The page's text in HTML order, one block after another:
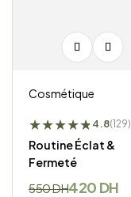
Cosmétique
★★★★★
★4.8(129)
Routine Éclat &
Fermeté
550DH420 DH